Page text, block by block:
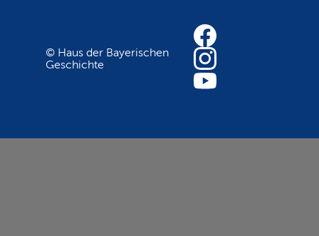
© Haus der Bayerischen
Geschichte